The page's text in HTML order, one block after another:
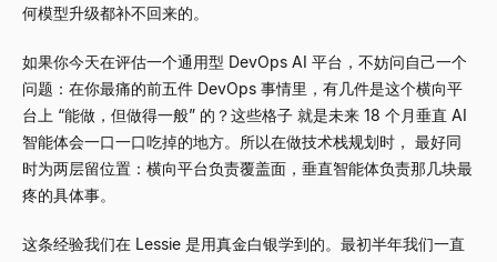
何模型升级都补不回来的。
如果你今天在评估一个通用型 DevOps AI 平台，不妨问自己一个
问题：在你最痛的前五件 DevOps 事情里，有几件是这个横向平
台上 “能做，但做得一般” 的？这些格子 就是未来 18 个月垂直 AI
智能体会一口一口吃掉的地方。所以在做技术栈规划时， 最好同
时为两层留位置：横向平台负责覆盖面，垂直智能体负责那几块最
疼的具体事。
这条经验我们在 Lessie 是用真金白银学到的。最初半年我们一直